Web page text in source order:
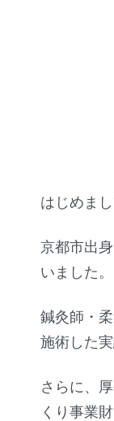
はじめま
京都市出
いました。
鍼灸師・
施術した実
さらに、
くり事業